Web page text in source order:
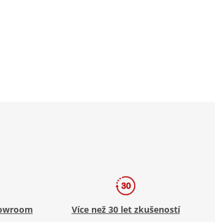
Více než 30 let zkušeností